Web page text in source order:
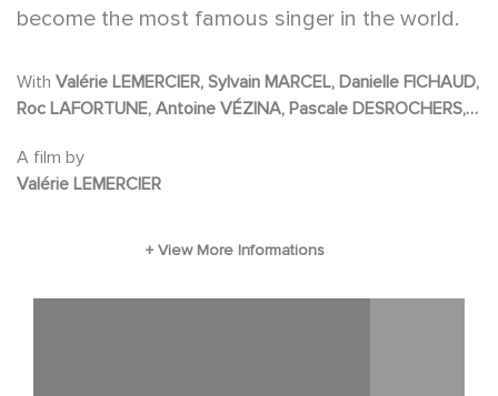
become the most famous singer in the world.
With
Roc LAFORTUNE, Antoine VÉZINA, Pascale DESROCHERS,
A film by
Valérie LEMERCIER